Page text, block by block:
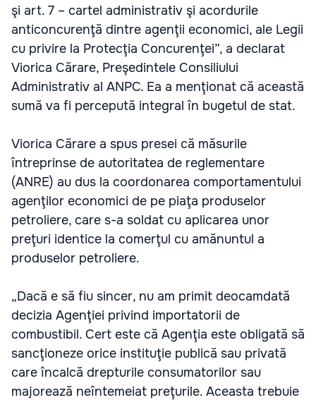
şi art. 7 – cartel administrativ şi acordurile
anticoncurenţă dintre agenţii economici, ale Legii
cu privire la Protecţia Concurenţei”, a declarat
Viorica Cărare, Preşedintele Consiliului
Administrativ al ANPC. Ea a menţionat că această
sumă va fi percepută integral în bugetul de stat.
Viorica Cărare a spus presei că măsurile
întreprinse de autoritatea de reglementare
(ANRE) au dus la coordonarea comportamentului
agenţilor economici de pe piaţa produselor
petroliere, care s-a soldat cu aplicarea unor
preţuri identice la comerţul cu amănuntul a
produselor petroliere.
„Dacă e să fiu sincer, nu am primit deocamdată
decizia Agenţiei privind importatorii de
combustibil. Cert este că Agenţia este obligată să
sancţioneze orice instituţie publică sau privată
care încalcă drepturile consumatorilor sau
majorează neîntemeiat preţurile. Aceasta trebuie